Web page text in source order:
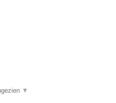
▼